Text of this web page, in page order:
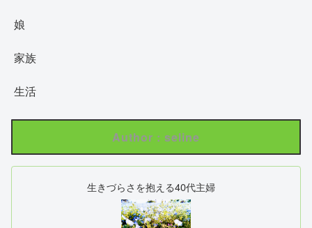
娘
家族
生活
Author : seline
生きづらさを抱える40代主婦